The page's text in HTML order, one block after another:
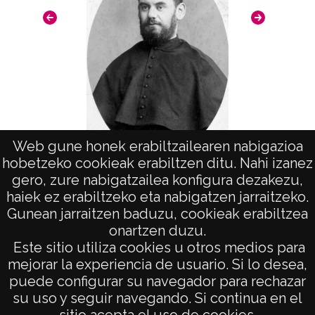
Web gune honek erabiltzailearen nabigazioa
hobetzeko cookieak erabiltzen ditu. Nahi izanez
gero, zure nabigatzailea konfigura dezakezu,
haiek ez erabiltzeko eta nabigatzen jarraitzeko.
Gunean jarraitzen baduzu, cookieak erabiltzea
onartzen duzu.
Este sitio utiliza cookies u otros medios para
mejorar la experiencia de usuario. Si lo desea,
puede configurar su navegador para rechazar
su uso y seguir navegando. Si continua en el
Positivo copia: VAR-PC-006 ; Copia digital:
VAR-CD-01-10315
Licencia de las imágenes
CC BY-NC-SA 4.0
Retrato de un religioso
AVISO LEGAL
POLÍTICA DE PRIVACIDAD
ACCESIBILIDAD
ATENCIÓN CIUDADANA